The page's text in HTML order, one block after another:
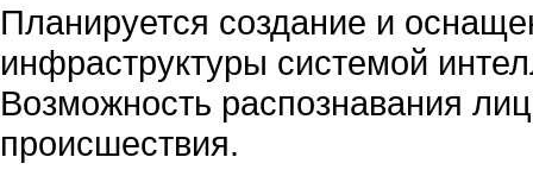
Планируется создание и
инфраструктуры системой
Возможность распознавания
происшествия.